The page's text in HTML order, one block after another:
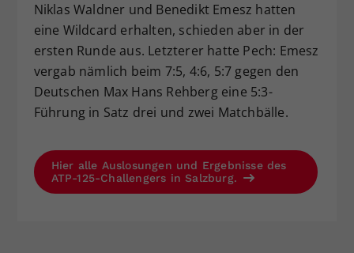
Niklas Waldner und Benedikt Emesz hatten
eine Wildcard erhalten, schieden aber in der
ersten Runde aus. Letzterer hatte Pech: Emesz
vergab nämlich beim 7:5, 4:6, 5:7 gegen den
Deutschen Max Hans Rehberg eine 5:3-
Führung in Satz drei und zwei Matchbälle.
Hier alle Auslosungen und Ergebnisse des
ATP-125-Challengers in Salzburg.